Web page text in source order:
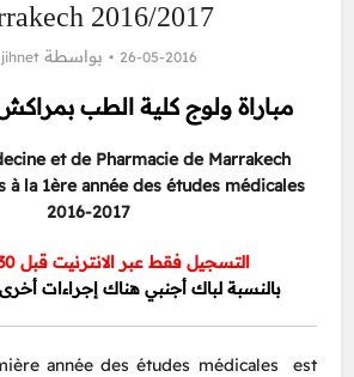
2016/2017
26-05-2016 بواسطة
مباراة ولوج كلية الطب بمراكش 2016-
et de Pharmacie de Marrakech
à la 1ère année des études médicales
2016-2017
التسجيل فقط عبر الانترنيت قبل 30-06-2016
بالنسبة لباك أجنبي هناك إجراءات
année des études médicales est